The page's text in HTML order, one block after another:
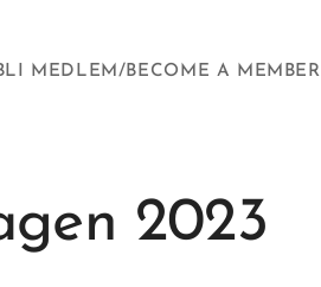
MEDLEM/BECOME A MEMBER
2023